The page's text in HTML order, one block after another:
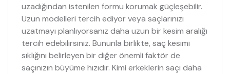
uzadığından istenilen formu korumak güçleşebilir.
Uzun modelleri tercih ediyor veya saçlarınızı
uzatmayı planlıyorsanız daha uzun bir kesim aralığı
tercih edebilirsiniz. Bununla birlikte, saç kesimi
sıklığını belirleyen bir diğer önemli faktör de
saçınızın büyüme hızıdır. Kimi erkeklerin saçı daha